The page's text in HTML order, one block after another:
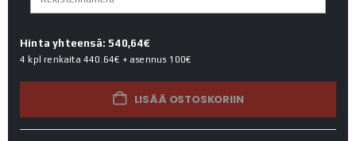
Hinta yhteensä: 540,64€
4 kpl renkaita 440.64€ + asennus 100€
LISÄÄ OSTOSKORIIN